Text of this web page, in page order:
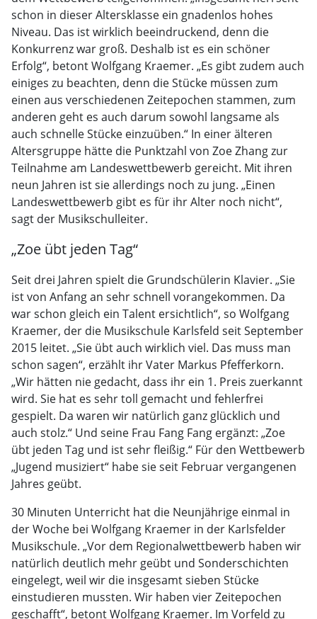
schon in dieser Altersklasse ein gnadenlos hohes
Niveau. Das ist wirklich beeindruckend, denn die
Konkurrenz war groß. Deshalb ist es ein schöner
Erfolg“, betont Wolfgang Kraemer. „Es gibt zudem auch
einiges zu beachten, denn die Stücke müssen zum
einen aus verschiedenen Zeitepochen stammen, zum
anderen geht es auch darum sowohl langsame als
auch schnelle Stücke einzuüben.“ In einer älteren
Altersgruppe hätte die Punktzahl von Zoe Zhang zur
Teilnahme am Landeswettbewerb gereicht. Mit ihren
neun Jahren ist sie allerdings noch zu jung. „Einen
Landeswettbewerb gibt es für ihr Alter noch nicht“,
sagt der Musikschulleiter.
„Zoe übt jeden Tag“
Seit drei Jahren spielt die Grundschülerin Klavier. „Sie
ist von Anfang an sehr schnell vorangekommen. Da
war schon gleich ein Talent ersichtlich“, so Wolfgang
Kraemer, der die Musikschule Karlsfeld seit September
2015 leitet. „Sie übt auch wirklich viel. Das muss man
schon sagen“, erzählt ihr Vater Markus Pfefferkorn.
„Wir hätten nie gedacht, dass ihr ein 1. Preis zuerkannt
wird. Sie hat es sehr toll gemacht und fehlerfrei
gespielt. Da waren wir natürlich ganz glücklich und
auch stolz.“ Und seine Frau Fang Fang ergänzt: „Zoe
übt jeden Tag und ist sehr fleißig.“ Für den Wettbewerb
„Jugend musiziert“ habe sie seit Februar vergangenen
Jahres geübt.
30 Minuten Unterricht hat die Neunjährige einmal in
der Woche bei Wolfgang Kraemer in der Karlsfelder
Musikschule. „Vor dem Regionalwettbewerb haben wir
natürlich deutlich mehr geübt und Sonderschichten
eingelegt, weil wir die insgesamt sieben Stücke
einstudieren mussten. Wir haben vier Zeitepochen
geschafft“, betont Wolfgang Kraemer. Im Vorfeld zu